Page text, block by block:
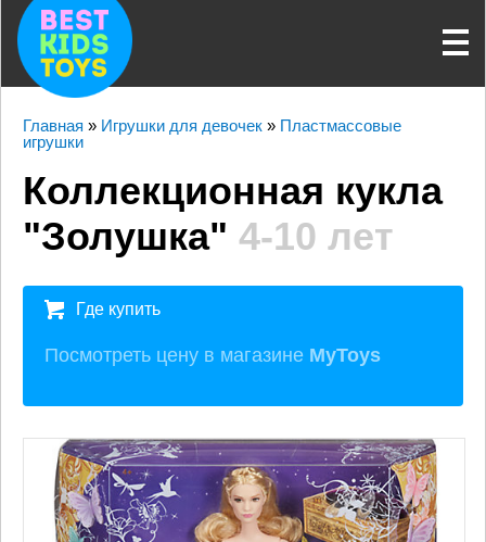
Главная » Игрушки для девочек » Пластмассовые
игрушки
Коллекционная кукла
"Золушка" 4-10 лет
Где купить
Посмотреть цену в магазине MyToys